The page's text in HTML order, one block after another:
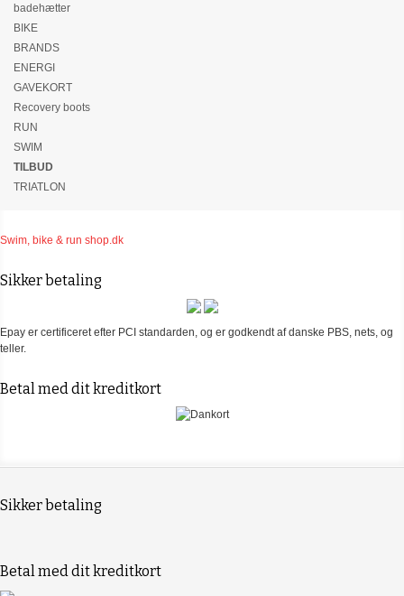
badehætter
BIKE
BRANDS
ENERGI
GAVEKORT
Recovery boots
RUN
SWIM
TILBUD
TRIATLON
Swim, bike & run shop.dk
Sikker betaling
Epay er certificeret efter PCI standarden, og er godkendt af danske PBS, nets, og
teller.
Betal med dit kreditkort
Sikker betaling
Betal med dit kreditkort